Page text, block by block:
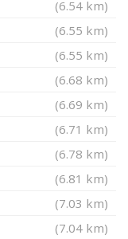
(6.54 km)
(6.55 km)
(6.55 km)
(6.68 km)
(6.69 km)
(6.71 km)
(6.78 km)
(6.81 km)
(7.03 km)
(7.04 km)